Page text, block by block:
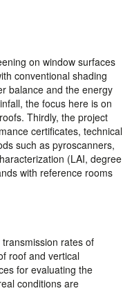
on window surfaces
conventional shading
balance and the energy
the focus here is on
Thirdly, the project
certificates, technical
such as pyroscanners,
(LAI, degree
with reference rooms
rates of
roof and vertical
for evaluating the
conditions are